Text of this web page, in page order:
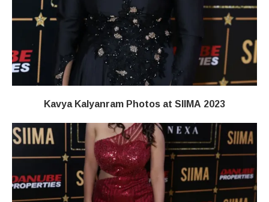
Kavya Kalyanram Photos at SIIMA 2023